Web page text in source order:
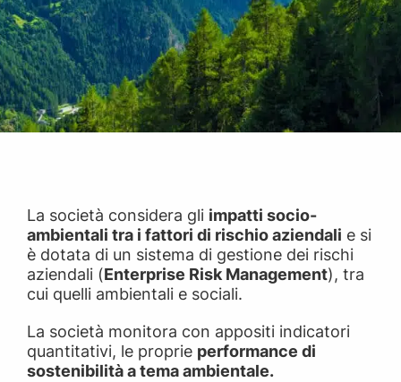
La società considera gli impatti socio-
ambientali tra i fattori di rischio aziendali e si
è dotata di un sistema di gestione dei rischi
aziendali (Enterprise Risk Management), tra
cui quelli ambientali e sociali.
La società monitora con appositi indicatori
quantitativi, le proprie performance di
sostenibilità a tema ambientale.